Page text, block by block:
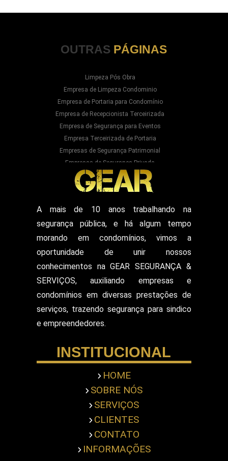
OUTRAS PÁGINAS
Limpeza Pós Obra
Empresa de Limpeza Condominio
Empresa de Portaria para Condomínio
Empresa de Recepcionista Terceirizada
Empresa de Segurança para Eventos
Empresa Terceirizada de Portaria
Empresas de Segurança Patrimonial
Empresas de Segurança Privada
Empresas Prestadoras de Serviços para
Condominios
Empresas Prestadoras de Serviços para Prédios
Prestação de Serviços de Recepção
Recepcionista Terceirizada
Segurança Particular Armado
Segurança Patrimonial E Monitoramento
Segurança Patrimonial em Hospitais
Segurança Patrimonial Eventos
Serviço de Escolta Armada
Empresa de Segurança em Mercado
Empresa de Segurança em Shopping Center
Serviço de Ronda com Viatura
Serviços de Portaria
Servicos Gerais Portaria
Serviços Terceirizado Portaria
Empresa de Segurança Pessoal
Terceirização de Atendimento
Terceirização de Limpeza Predial
Terceirização de Portaria
A mais de 10 anos trabalhando na
segurança pública, e há algum tempo
morando em condomínios, vimos a
oportunidade de unir nossos
conhecimentos na GEAR SEGURANÇA &
SERVIÇOS, auxiliando empresas e
condomínios em diversas prestações de
serviços, trazendo segurança para sindico
e empreendedores.
INSTITUCIONAL
HOME
SOBRE NÓS
SERVIÇOS
CLIENTES
CONTATO
INFORMAÇÕES